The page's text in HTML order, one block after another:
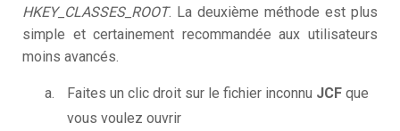
HKEY_CLASSES_ROOT. La deuxième méthode est plus
simple et certainement recommandée aux utilisateurs
moins avancés.
Faites un clic droit sur le fichier inconnu JCF que
vous voulez ouvrir